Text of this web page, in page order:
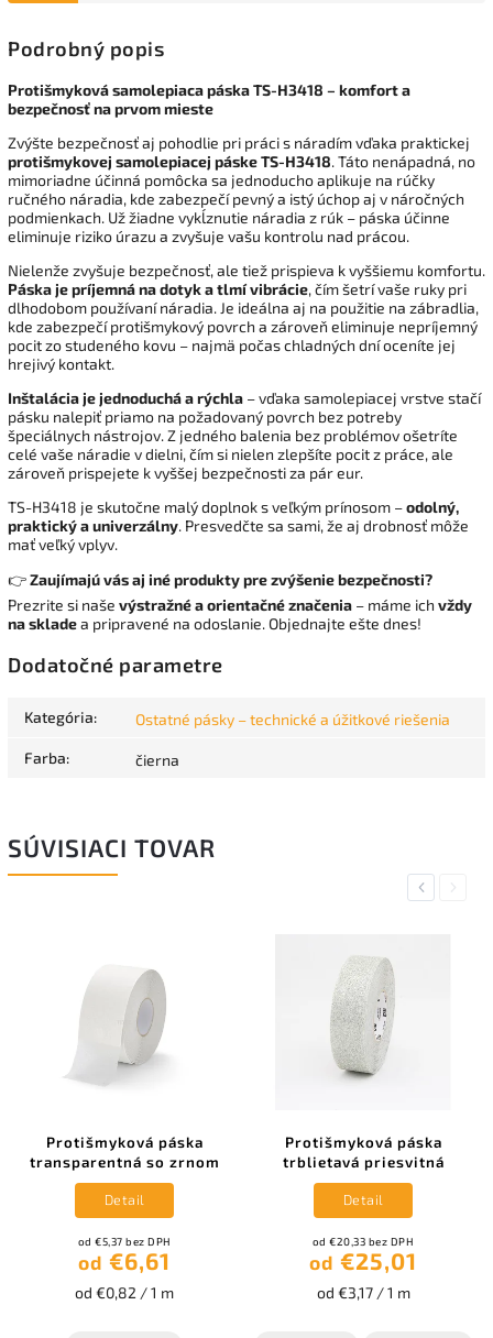
Podrobný popis
Protišmyková samolepiaca páska TS-H3418 – komfort a
bezpečnosť na prvom mieste
Zvýšte bezpečnosť aj pohodlie pri práci s náradím vďaka praktickej
protišmykovej samolepiacej páske TS-H3418. Táto nenápadná, no
mimoriadne účinná pomôcka sa jednoducho aplikuje na rúčky
ručného náradia, kde zabezpečí pevný a istý úchop aj v náročných
podmienkach. Už žiadne vykĺznutie náradia z rúk – páska účinne
eliminuje riziko úrazu a zvyšuje vašu kontrolu nad prácou.
Nielenže zvyšuje bezpečnosť, ale tiež prispieva k vyššiemu komfortu.
Páska je príjemná na dotyk a tlmí vibrácie, čím šetrí vaše ruky pri
dlhodobom používaní náradia. Je ideálna aj na použitie na zábradlia,
kde zabezpečí protišmykový povrch a zároveň eliminuje nepríjemný
pocit zo studeného kovu – najmä počas chladných dní oceníte jej
hrejivý kontakt.
Inštalácia je jednoduchá a rýchla – vďaka samolepiacej vrstve stačí
pásku nalepiť priamo na požadovaný povrch bez potreby
špeciálnych nástrojov. Z jedného balenia bez problémov ošetríte
celé vaše náradie v dielni, čím si nielen zlepšíte pocit z práce, ale
zároveň prispejete k vyššej bezpečnosti za pár eur.
TS-H3418 je skutočne malý doplnok s veľkým prínosom –odolný,
praktický a univerzálny. Presvedčte sa sami, že aj drobnosť môže
mať veľký vplyv.
👉Zaujímajú vás aj iné produkty pre zvýšenie bezpečnosti?
Prezrite si naše výstražné a orientačné značenia – máme ich vždy
na skladea pripravené na odoslanie. Objednajte ešte dnes!
Dodatočné parametre
Kategória: Ostatné pásky – technické a úžitkové riešenia
Farba: čierna
SÚVISIACI TOVAR
Previous
Protišmyková páska
transparentná so zrnom
od €5,37 bez DPH
od €6,61
od €0,82 / 1 m
Detail
Protišmyková páska
trblietavá priesvitná
od €20,33 bez DPH
od €25,01
od €3,17 / 1 m
Detail
Next